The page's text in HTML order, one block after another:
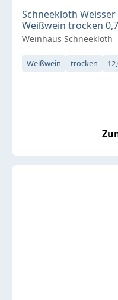
Schneekloth
Weißwein trocken
Weinhaus Schneekloth
Weißwein trocken